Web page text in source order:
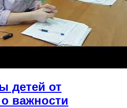
детей от
важности